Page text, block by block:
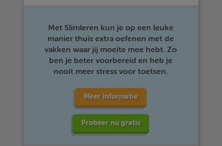
Met Slimleren kun je op een leuke
manier thuis extra oefenen met de
vakken waar jij moeite mee hebt. Zo
ben je beter voorbereid en heb je
nooit meer stress voor toetsen.
Meer informatie
Probeer nu gratis